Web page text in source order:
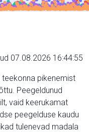
07.08.2026 16:44:55
teekonna pikenemist
Peegeldunud
vaid keerukamat
peegelduse kaudu
tulenevad madala